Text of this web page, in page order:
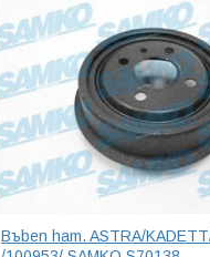
Bъben ham. ASTRA/